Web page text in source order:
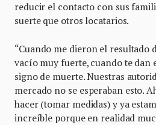
reducir el contacto con sus
suerte que otros locatarios.
“Cuando me dieron el resultado
vacío muy fuerte, cuando te dan
signo de muerte. Nuestras
mercado no se esperaban esto.
hacer (tomar medidas) y ya
increíble porque en realidad